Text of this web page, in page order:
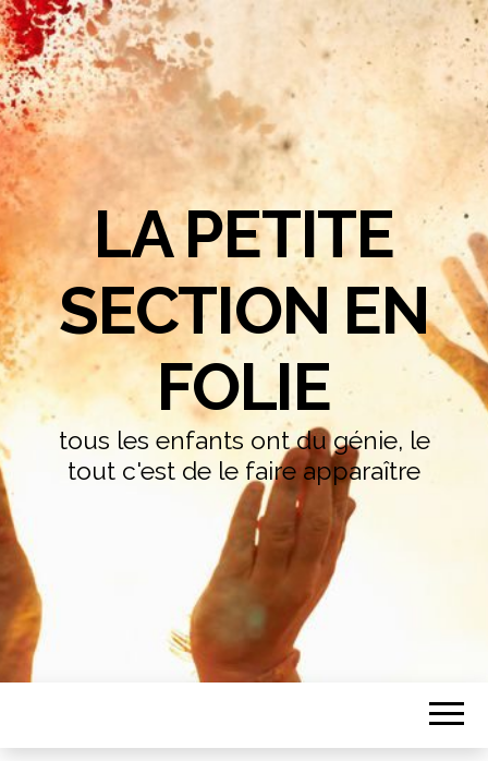
LA PETITE
SECTION EN
FOLIE
tous les enfants ont du génie, le
tout c'est de le faire apparaître